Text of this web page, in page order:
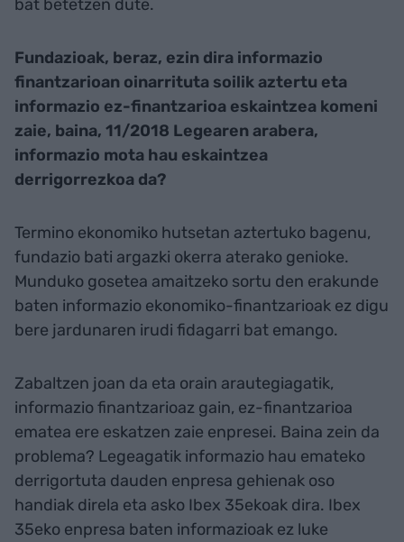
bat betetzen dute.
Fundazioak, beraz, ezin dira informazio
finantzarioan oinarrituta soilik aztertu eta
informazio ez-finantzarioa eskaintzea komeni
zaie, baina, 11/2018 Legearen arabera,
informazio mota hau eskaintzea
derrigorrezkoa da?
Termino ekonomiko hutsetan aztertuko bagenu,
fundazio bati argazki okerra aterako genioke.
Munduko gosetea amaitzeko sortu den erakunde
baten informazio ekonomiko-finantzarioak ez digu
bere jardunaren irudi fidagarri bat emango.
Zabaltzen joan da eta orain arautegiagatik,
informazio finantzarioaz gain, ez-finantzarioa
ematea ere eskatzen zaie enpresei. Baina zein da
problema? Legeagatik informazio hau emateko
derrigortuta dauden enpresa gehienak oso
handiak direla eta asko Ibex 35ekoak dira. Ibex
35eko enpresa baten informazioak ez luke